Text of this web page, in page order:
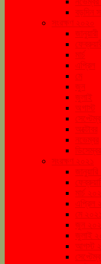
বড়দিন
সংরক্ষণ ২০২০
জানুয়ারী
মার্চ
এপ্রিল
মে
জুন
জুলাই
অগাস্ট
অক্টোবর
নভেম্বর
ডিসেম্বর
সংরক্ষণ ২০২১
মার্চ
এপ্রিল
মে
জুন
জুলাই
আগস্ট